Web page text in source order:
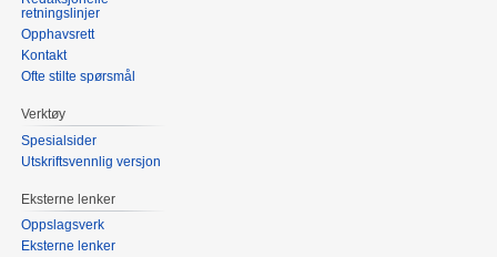
retningslinjer
Opphavsrett
Kontakt
Ofte stilte spørsmål
Verktøy
Spesialsider
Utskriftsvennlig versjon
Eksterne lenker
Oppslagsverk
Eksterne lenker